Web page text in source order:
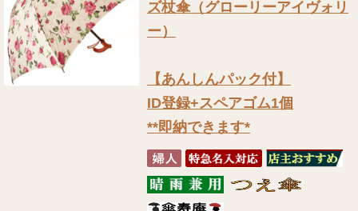
ズ杖傘（グローリーアイヴォリ
ー）
【あんしんパック付】
ID登録+スペアゴム1個
**即納できます*